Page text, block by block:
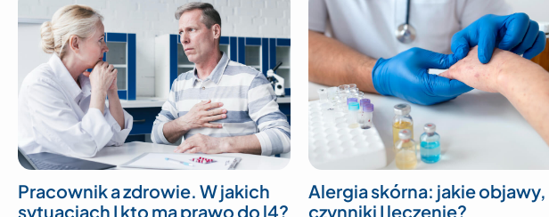
Pracownik a zdrowie. W jakich
sytuacjach I kto ma prawo do l4?
Alergia skórna: jakie objawy,
czynniki I leczenie?